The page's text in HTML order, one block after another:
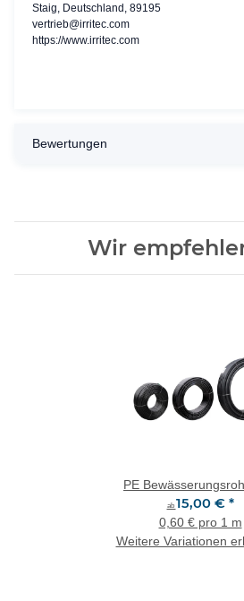
Staig, Deutschland, 89195
vertrieb@irritec.com
https://www.irritec.com
Bewertungen
Wir
PE
ab 15,00 € *
0,60 € pro 1 m
Weitere Variationen